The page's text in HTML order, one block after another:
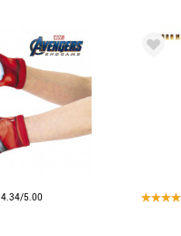
4.34/5.00